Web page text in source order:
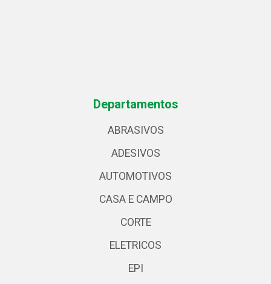
Departamentos
ABRASIVOS
ADESIVOS
AUTOMOTIVOS
CASA E CAMPO
CORTE
ELETRICOS
EPI